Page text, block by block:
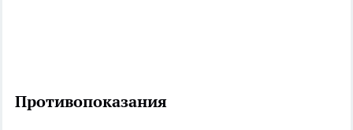
Противопоказания